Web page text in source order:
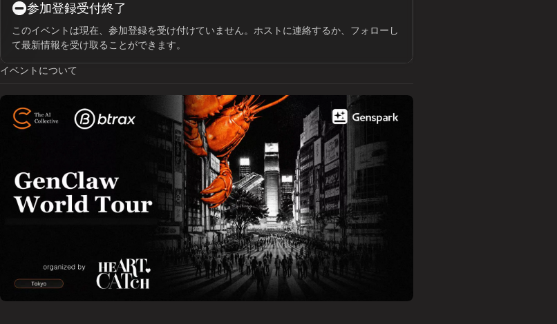
参加登録受付終了
このイベントは現在、参加登録を受け付けていません。ホストに連絡するか、フォローし
て最新情報を受け取ることができます。
イベントについて